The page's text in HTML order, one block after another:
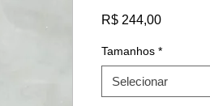
R$ 244,00Preço
Tamanhos *
Selecionar